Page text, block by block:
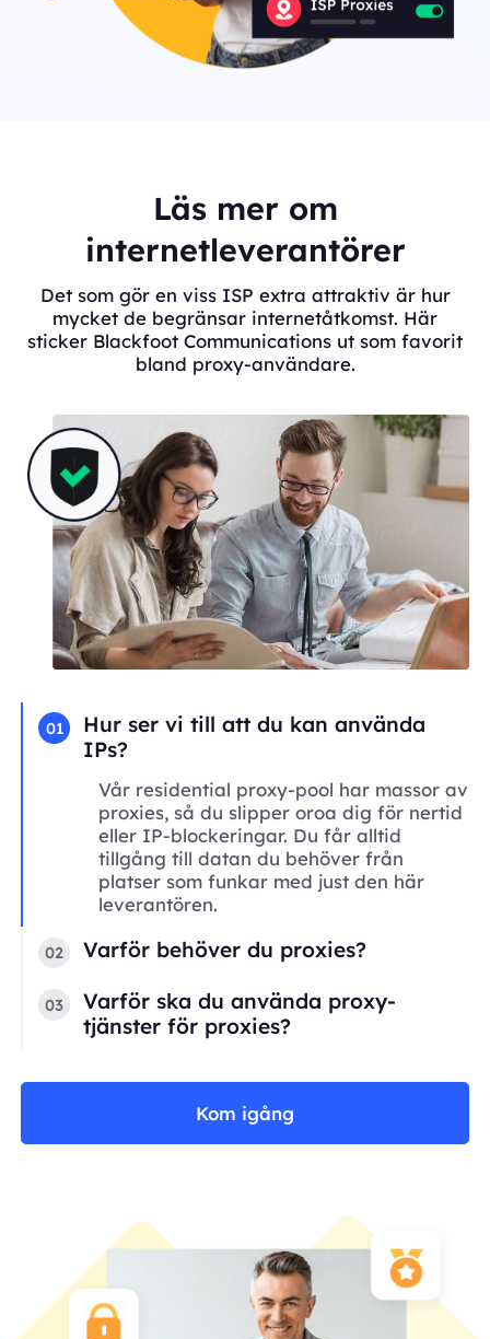
Läs mer om
internetleverantörer
Det som gör en viss ISP extra attraktiv är hur
mycket de begränsar internetåtkomst. Här
sticker Blackfoot Communications ut som favorit
bland proxy-användare.
01
Hur ser vi till att du kan använda
IPs?
Vår residential proxy-pool har massor av
proxies, så du slipper oroa dig för nertid
eller IP-blockeringar. Du får alltid
tillgång till datan du behöver från
platser som funkar med just den här
leverantören.
02 Varför behöver du proxies?
03
Varför ska du använda proxy-
tjänster för proxies?
Kom igång